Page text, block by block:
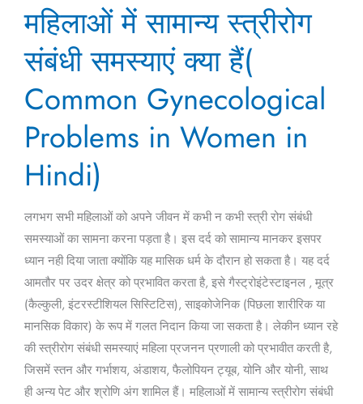
महिलाओं में सामान्य स्त्रीरोग
संबंधी समस्याएं क्या हैं(
Common Gynecological
Problems in Women in
Hindi)
लगभग सभी महिलाओं को अपने जीवन में कभी न कभी स्त्री रोग संबंधी
समस्याओं का सामना करना पड़ता है। इस दर्द को सामान्य मानकर इसपर
ध्यान नही दिया जाता क्योंकि यह मासिक धर्म के दौरान हो सकता है। यह दर्द
आमतौर पर उदर क्षेत्र को प्रभावित करता है, इसे गैस्ट्रोइंटेस्टाइनल , मूत्र
(कैल्कुली, इंटरस्टीशियल सिस्टिटिस), साइकोजेनिक (पिछला शारीरिक या
मानसिक विकार) के रूप में गलत निदान किया जा सकता है। लेकीन ध्यान रहे
की स्त्रीरोग संबंधी समस्याएं महिला प्रजनन प्रणाली को प्रभावीत करती है,
जिसमें स्तन और गर्भाशय, अंडाशय, फैलोपियन ट्यूब, योनि और योनी, साथ
ही अन्य पेट और श्रोणि अंग शामिल हैं। महिलाओं में सामान्य स्त्रीरोग संबंधी
में
सामान्य
स्त्रीरोग
समस्याएं
क्या
हैं(
Common
Gynecological
Problems
in
Women
in
Hindi)